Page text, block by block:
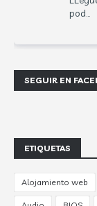
pod...
SEGUIR EN
ETIQUETAS
Alojamiento web